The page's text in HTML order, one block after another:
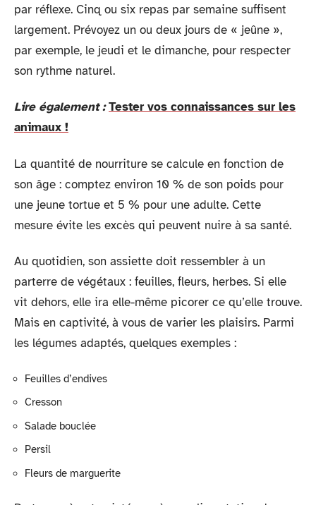
par réflexe. Cinq ou six repas par semaine suffisent
largement. Prévoyez un ou deux jours de « jeûne »,
par exemple, le jeudi et le dimanche, pour respecter
son rythme naturel.
Lire également : Tester vos connaissances sur les
animaux !
La quantité de nourriture se calcule en fonction de
son âge : comptez environ 10 % de son poids pour
une jeune tortue et 5 % pour une adulte. Cette
mesure évite les excès qui peuvent nuire à sa santé.
Au quotidien, son assiette doit ressembler à un
parterre de végétaux : feuilles, fleurs, herbes. Si elle
vit dehors, elle ira elle-même picorer ce qu’elle trouve.
Mais en captivité, à vous de varier les plaisirs. Parmi
les légumes adaptés, quelques exemples :
Feuilles d’endives
Cresson
Salade bouclée
Persil
Fleurs de marguerite